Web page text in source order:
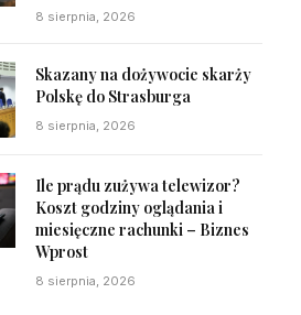
8 sierpnia, 2026
Skazany na dożywocie skarży
Polskę do Strasburga
8 sierpnia, 2026
Ile prądu zużywa telewizor?
Koszt godziny oglądania i
miesięczne rachunki – Biznes
Wprost
8 sierpnia, 2026